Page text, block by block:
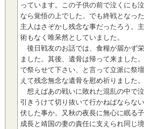
っています。この子供の前で泣くにも
なら覚悟の上でした。でも終戦となっ
主人はさぞかし残念な事だったろう。
術もなく唯呆然としていました。
後日戦友のお話では、食糧が届かず
ました。其後、遺骨は帰って来ました
で祭らせて下さい、と言って立派に祭
えて残念無念な遺骨を慰め祈りました。
想えばあの戦いに敗れた混乱の中で
引きうけて切り抜いて行かねばならな
伏した事か。又秋の夜長に無心に眠る
成長と靖国の妻の責任に支えられ同じ